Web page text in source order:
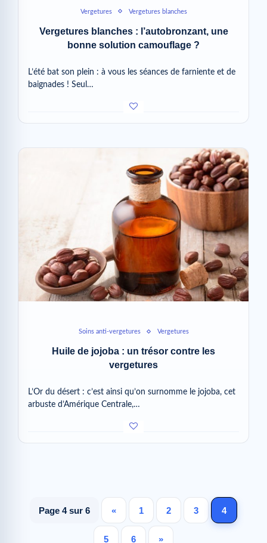
Vergetures Vergetures blanches
Vergetures blanches : l’autobronzant, une
bonne solution camouflage ?
L’été bat son plein : à vous les séances de farniente et de
baignades ! Seul…
Soins anti-vergetures Vergetures
Huile de jojoba : un trésor contre les
vergetures
L’Or du désert : c’est ainsi qu’on surnomme le jojoba, cet
arbuste d’Amérique Centrale,…
Page 4 sur 6 « 1 2 3 4
5 6 »